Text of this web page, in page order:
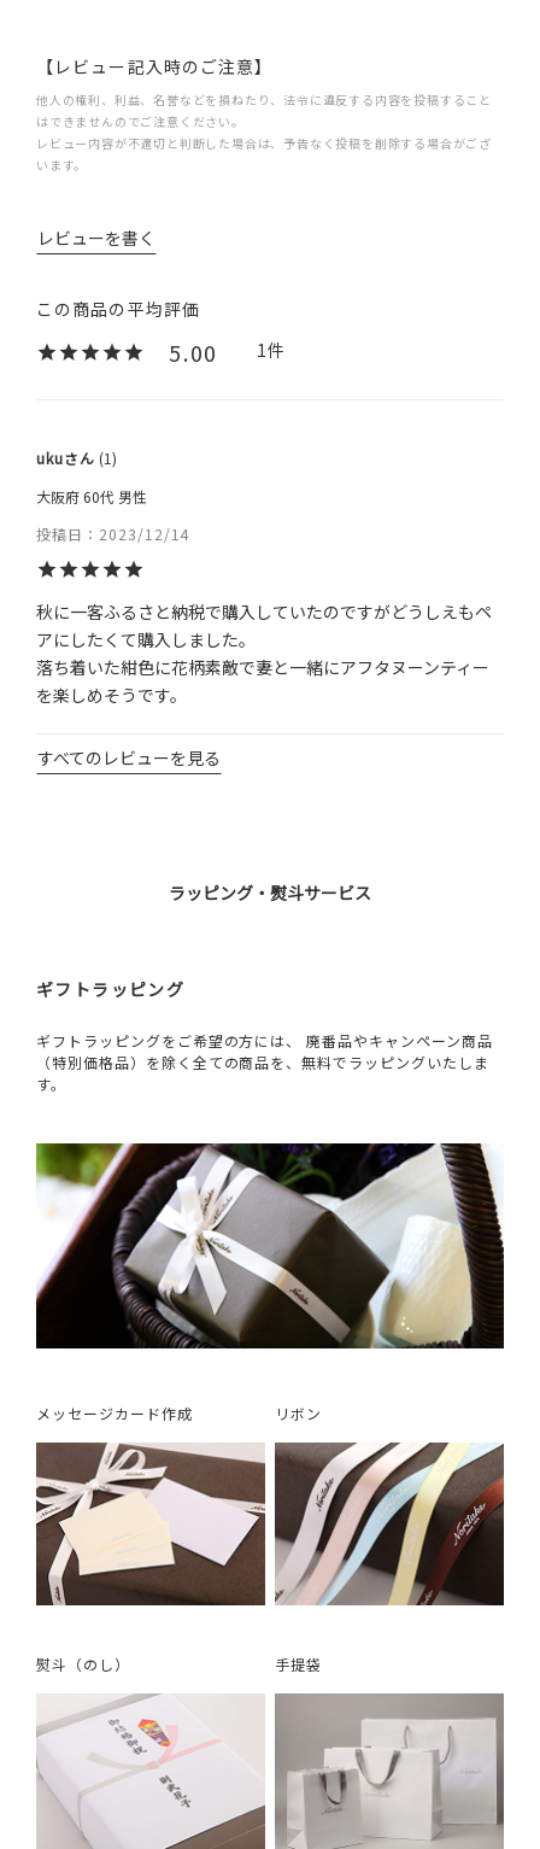
【レビュー記入時のご注意】
他人の権利、利益、名誉などを損ねたり、法令に違反する内容を投稿すること
はできませんのでご注意ください。
レビュー内容が不適切と判断した場合は、予告なく投稿を削除する場合がござ
います。
5.00 1
uku
1
大阪府60代 男性
投稿日
2023/12/14
秋に一客ふるさと納税で購入していたのですがどうしえもペ
アにしたくて購入しました。
落ち着いた紺色に花柄素敵で妻と一緒にアフタヌーンティー
を楽しめそうです。
すべてのレビューを見る
レビューを書く
ラッピング・熨斗サービス
ギフトラッピング
ギフトラッピングをご希望の方には、 廃番品やキャンペーン商品
（特別価格品）を除く全ての商品を、無料でラッピングいたしま
す。
メッセージカード作成 リボン
熨斗（のし） 手提袋